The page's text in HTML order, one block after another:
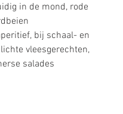
in de mond, rode
bij schaal- en
vleesgerechten,
salades